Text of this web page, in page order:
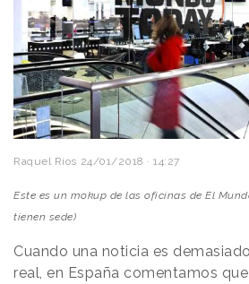
Raquel Ríos 24/01/2018 · 14:27
Este es un mokup de las oficinas de El
tienen sede)
Cuando una noticia es
real, en España comentamos que